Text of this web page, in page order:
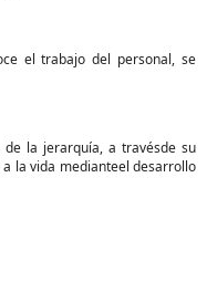
el trabajo del personal, se
la jerarquía, a travésde su
la vida medianteel desarrollo